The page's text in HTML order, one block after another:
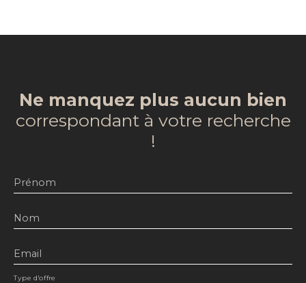
Ne manquez plus aucun bien
correspondant à votre recherche
!
Prénom
Nom
Email
Type d'offre